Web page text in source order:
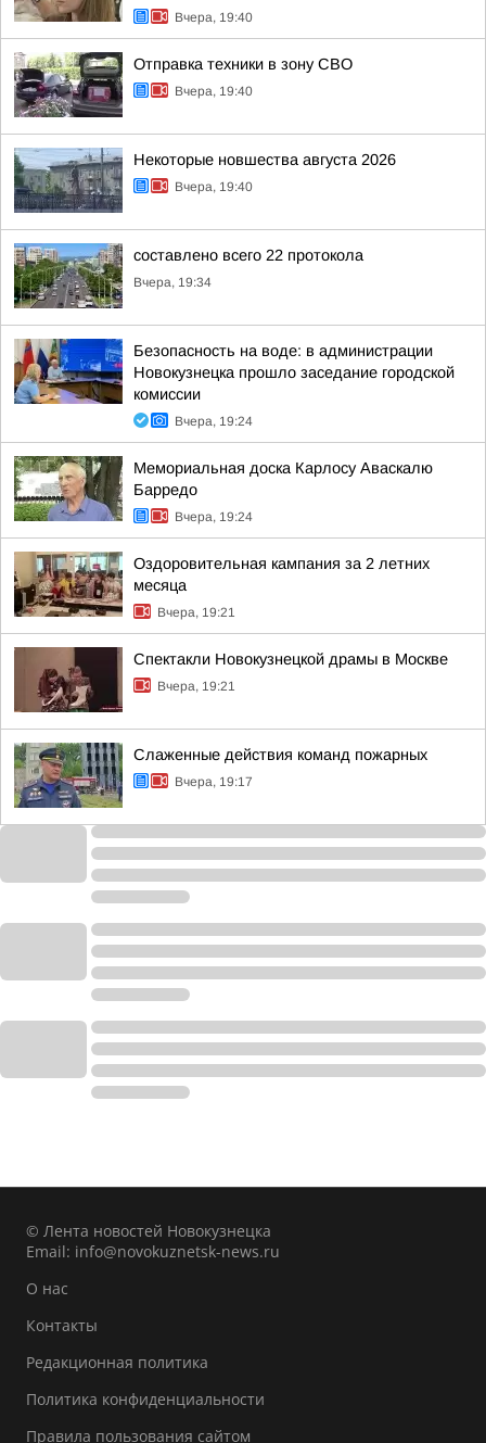
Вчера, 19:40
Отправка техники в зону СВО
Вчера, 19:40
Некоторые новшества августа 2026
Вчера, 19:40
составлено всего 22 протокола
Вчера, 19:34
Безопасность на воде: в администрации
Новокузнецка прошло заседание городской
комиссии
Вчера, 19:24
Мемориальная доска Карлосу Аваскалю
Барредо
Вчера, 19:24
Оздоровительная кампания за 2 летних
месяца
Вчера, 19:21
Спектакли Новокузнецкой драмы в Москве
Вчера, 19:21
Слаженные действия команд пожарных
Вчера, 19:17
© Лента новостей Новокузнецка
Email: info@novokuznetsk-news.ru
О нас
Контакты
Редакционная политика
Политика конфиденциальности
Правила пользования сайтом